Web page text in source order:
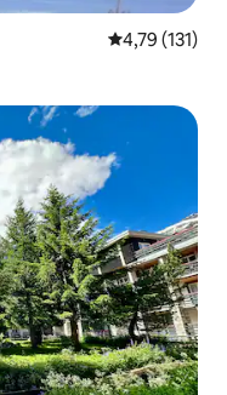
Évaluation
4,79 (131)